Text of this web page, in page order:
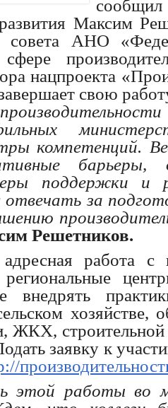
ФЕДЕРАЛЬНЫЕ
БЮДЖЕТА
_
МУНИЦИПАЛЬНЫЕ УСЛУГИ
ПРАВОВЫЕ АКТЫ
К ГЛАВЕ
ИНТЕРНЕТ
ГРАЖДАН
ФОРМА
РАССМОТРЕНИЯ ОБРАЩЕНИЙ
Максим
совета АНО
нацпроекта
свою
компетенций.
барьеры,
поддержки и
за
Решетников.
работа с
хозяйстве,
ЖКХ, строительной
заявку к
этой работы во